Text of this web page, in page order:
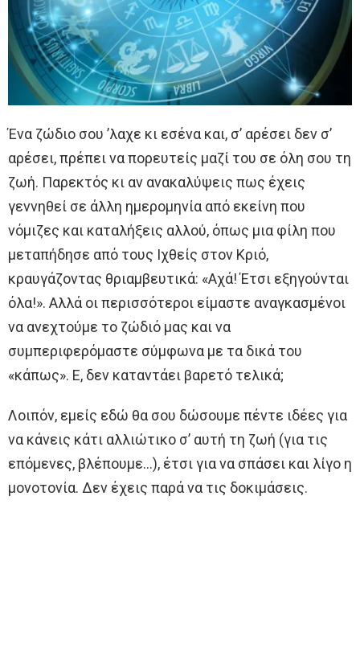
Ένα ζώδιο σου ’λαχε κι εσένα και, σ’ αρέσει δεν σ’
αρέσει, πρέπει να πορευτείς μαζί του σε όλη σου τη
ζωή. Παρεκτός κι αν ανακαλύψεις πως έχεις
γεννηθεί σε άλλη ημερομηνία από εκείνη που
νόμιζες και καταλήξεις αλλού, όπως μια φίλη που
μεταπήδησε από τους Ιχθείς στον Κριό,
κραυγάζοντας θριαμβευτικά: «Αχά! Έτσι εξηγούνται
όλα!». Αλλά οι περισσότεροι είμαστε αναγκασμένοι
να ανεχτούμε το ζώδιό μας και να
συμπεριφερόμαστε σύμφωνα με τα δικά του
«κάπως». Ε, δεν καταντάει βαρετό τελικά;
Λοιπόν, εμείς εδώ θα σου δώσουμε πέντε ιδέες για
να κάνεις κάτι αλλιώτικο σ’ αυτή τη ζωή (για τις
επόμενες, βλέπουμε…), έτσι για να σπάσει και λίγο η
μονοτονία. Δεν έχεις παρά να τις δοκιμάσεις.